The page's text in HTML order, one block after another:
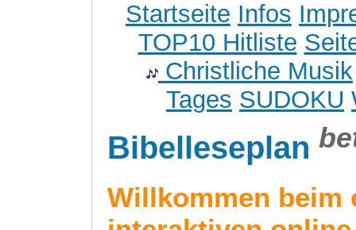
Startseite Infos
TOP10 Hitliste
Christliche Musik
Tages SUDOKU
Bibelleseplan
Willkommen beim